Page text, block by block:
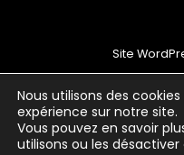
Nous utilisons des
expérience sur notre site.
Vous pouvez en savoir
utilisons ou les désactiver
Site
Conditions
Politique